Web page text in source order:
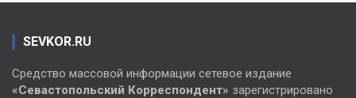
SEVKOR.RU
Средство массовой информации сетевое издание
«Севастопольский Корреспондент» зарегистрировано